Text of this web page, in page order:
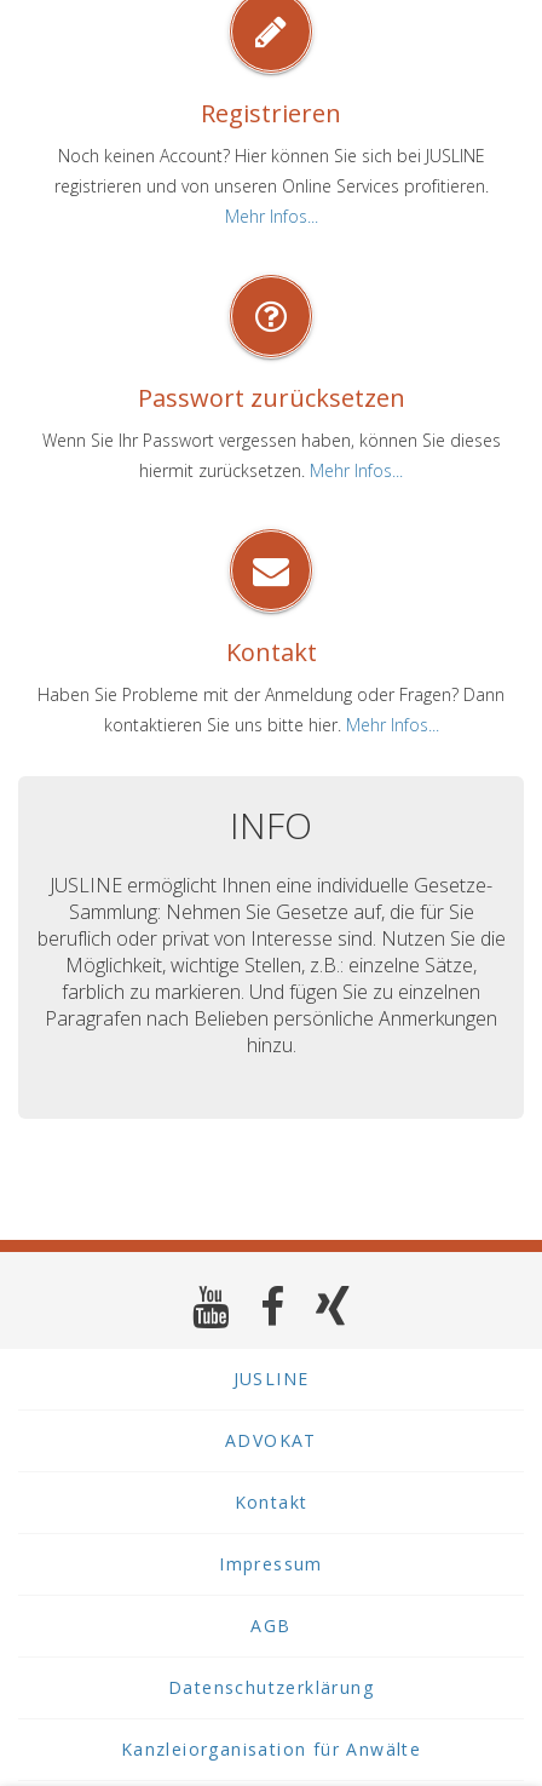
Registrieren
Noch keinen Account? Hier können Sie sich bei JUSLINE
registrieren und von unseren Online Services profitieren.
Mehr Infos...
Passwort zurücksetzen
Wenn Sie Ihr Passwort vergessen haben, können Sie dieses
hiermit zurücksetzen. Mehr Infos...
Kontakt
Haben Sie Probleme mit der Anmeldung oder Fragen? Dann
kontaktieren Sie uns bitte hier. Mehr Infos...
INFO
JUSLINE ermöglicht Ihnen eine individuelle Gesetze-
Sammlung: Nehmen Sie Gesetze auf, die für Sie
beruflich oder privat von Interesse sind. Nutzen Sie die
Möglichkeit, wichtige Stellen, z.B.: einzelne Sätze,
farblich zu markieren. Und fügen Sie zu einzelnen
Paragrafen nach Belieben persönliche Anmerkungen
hinzu.
JUSLINE
ADVOKAT
Kontakt
Impressum
AGB
Datenschutzerklärung
Kanzleiorganisation für Anwälte